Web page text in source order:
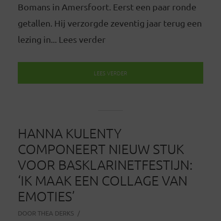
Bomans in Amersfoort. Eerst een paar ronde
getallen. Hij verzorgde zeventig jaar terug een
lezing in... Lees verder
LEES VERDER
HANNA KULENTY
COMPONEERT NIEUW STUK
VOOR BASKLARINETFESTIJN:
‘IK MAAK EEN COLLAGE VAN
EMOTIES’
DOOR THEA DERKS